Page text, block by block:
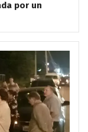
por un